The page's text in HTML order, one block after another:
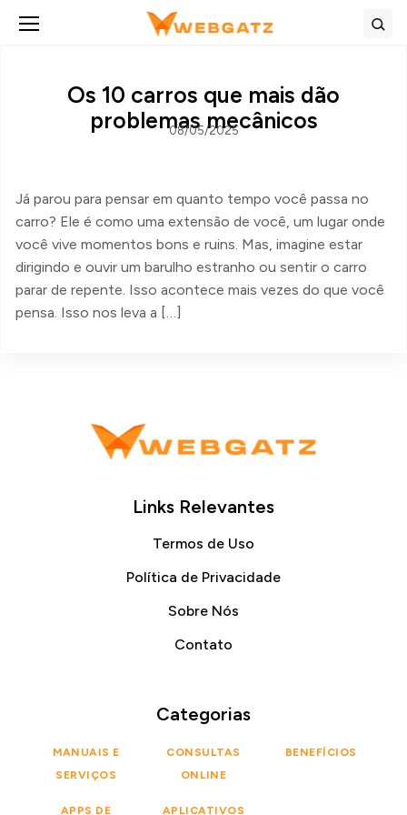
Abrir menu
Os 10 carros que mais dão
problemas mecânicos
08/05/2025
Já parou para pensar em quanto tempo você passa no
carro? Ele é como uma extensão de você, um lugar onde
você vive momentos bons e ruins. Mas, imagine estar
dirigindo e ouvir um barulho estranho ou sentir o carro
parar de repente. Isso acontece mais vezes do que você
pensa. Isso nos leva a […]
Links Relevantes
Termos de Uso
Política de Privacidade
Sobre Nós
Contato
Categorias
MANUAIS E
SERVIÇOS
CONSULTAS
ONLINE
BENEFÍCIOS
APPS DE APLICATIVOS